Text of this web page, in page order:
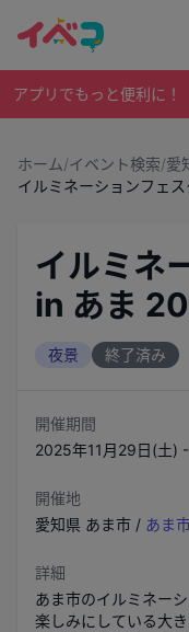
アプリでもっと便利に！
ホーム/イベント検索/愛
イルミネーションフェ
イルミネ
in あま
夜景 終了済み
開催期間
2025年11月29日(土)
開催地
愛知県 あま市 / あま
詳細
あま市のイルミネー
楽しみにしている大